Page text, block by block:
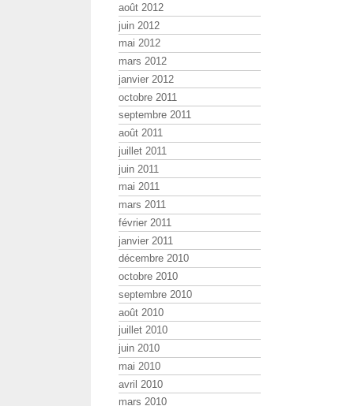
août 2012
juin 2012
mai 2012
mars 2012
janvier 2012
octobre 2011
septembre 2011
août 2011
juillet 2011
juin 2011
mai 2011
mars 2011
février 2011
janvier 2011
décembre 2010
octobre 2010
septembre 2010
août 2010
juillet 2010
juin 2010
mai 2010
avril 2010
mars 2010